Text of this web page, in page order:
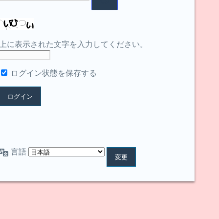
に表示された文字を入力してください。
ログイン状態を保存する
言語